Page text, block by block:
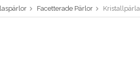
Facetterade Pärlor